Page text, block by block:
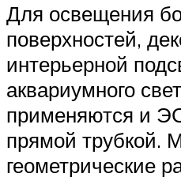
Для освещения
поверхностей,
интерьерной
аквариумного
применяются и
прямой трубкой.
геометрические